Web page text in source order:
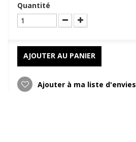
Quantité
AJOUTER AU PANIER
Ajouter à ma liste d'envies